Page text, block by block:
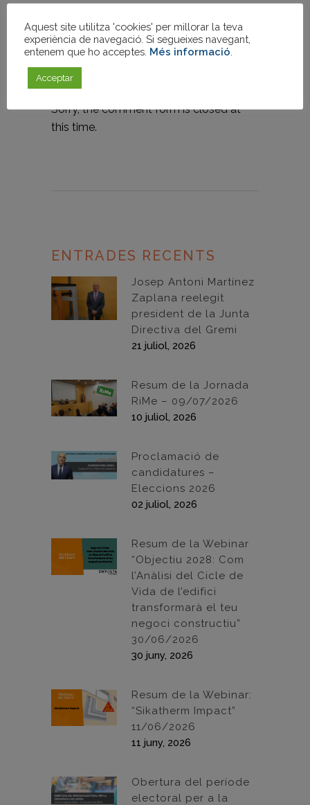
Facebook
Twitter
WhatsApp
LinkedIn
Comparteix
Sorry, the comment form is closed at
this time.
ENTRADES RECENTS
Josep Antoni Martínez
Zaplana reelegit
president de la Junta
Directiva del Gremi
21 juliol, 2026
Resum de la Jornada
RiMe – 09/07/2026
10 juliol, 2026
Proclamació de
candidatures –
Eleccions 2026
02 juliol, 2026
Resum de la Webinar
“Objectiu 2028: Com
l’Anàlisi del Cicle de
Vida de l’edifici
transformarà el teu
negoci constructiu”
30/06/2026
30 juny, 2026
Resum de la Webinar:
“Sikatherm Impact”
11/06/2026
11 juny, 2026
Obertura del període
electoral per a la
Aquest site utilitza 'cookies' per millorar la teva
experiència de navegació. Si segueixes navegant,
entenem que ho acceptes. Més informació
Acceptar